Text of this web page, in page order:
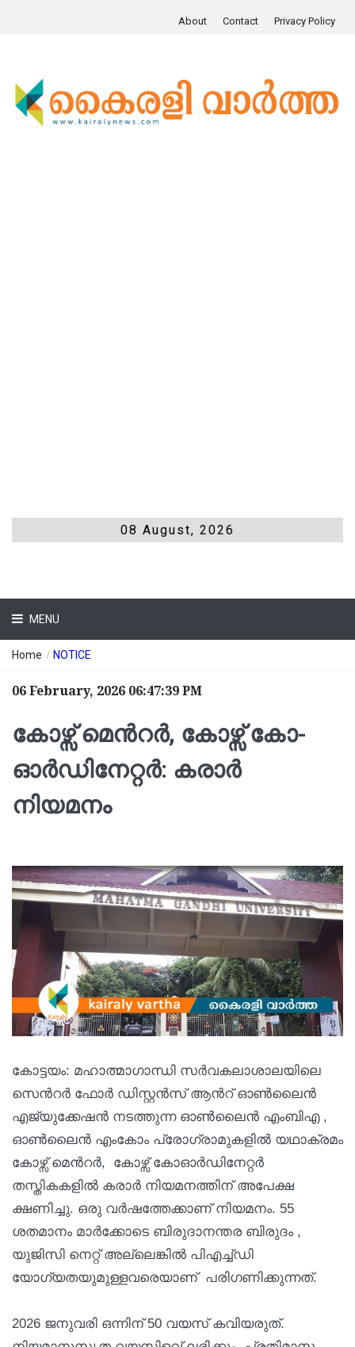
About Contact Privacy Policy
08 August, 2026
MENU
Home / NOTICE
06 February, 2026 06:47:39 PM
കോഴ്സ് മെന്‍റര്‍, കോഴ്സ് കോ-
ഓർഡിനേറ്റർ: കരാര്‍
നിയമനം
കോട്ടയം: മഹാത്മാഗാന്ധി സര്‍വകലാശാലയിലെ
സെന്‍റര്‍ ഫോര്‍ ഡിസ്റ്റന്‍സ് ആന്‍റ് ഓണ്‍ലൈന്‍
എജ്യുക്കേഷന്‍ നടത്തുന്ന ഓണ്‍ലൈന്‍ എംബിഎ ,
ഓൺലൈൻ എംകോം പ്രോഗ്രാമുകളിൽ യഥാക്രമം
കോഴ്സ് മെന്‍റര്‍, കോഴ്സ് കോഓർഡിനേറ്റർ
തസ്തികകളിൽ കരാര്‍ നിയമനത്തിന് അപേക്ഷ
ക്ഷണിച്ചു. ഒരു വര്‍ഷത്തേക്കാണ് നിയമനം. 55
ശതമാനം മാര്‍ക്കോടെ ബിരുദാനന്തര ബിരുദം ,
യുജിസി നെറ്റ് അല്ലെങ്കില്‍ പിഎച്ച്ഡി
യോഗ്യതയുമുള്ളവരെയാണ് പരിഗണിക്കുന്നത്.
2026 ജനുവരി ഒന്നിന് 50 വയസ് കവിയരുത്.